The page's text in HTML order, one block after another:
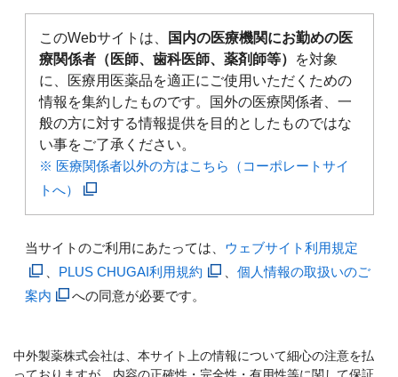
このWebサイトは、
国内の医療機関にお勤めの医
療関係者（医師、歯科医師、薬剤師等）
を対象
に、医療用医薬品を適正にご使用いただくための
情報を集約したものです。国外の医療関係者、一
般の方に対する情報提供を目的としたものではな
い事をご了承ください。
※ 医療関係者以外の方はこちら（コーポレートサイ
トへ）
当サイトのご利用にあたっては、 ウェブサイト利用規定
PLUS CHUGAI利用規約
個人情報の取扱いのご
案内
への同意が必要です。
中外製薬株式会社は、本サイト上の情報について細心の注意を払
っておりますが、内容の正確性・完全性・有用性等に関して保証